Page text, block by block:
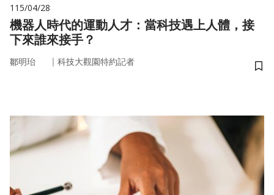
115/04/28
機器人時代的運動人才：當科技遇上人體，接
下來誰來接手？
鄒明珆 ｜ 科技大觀園特約記者
儲